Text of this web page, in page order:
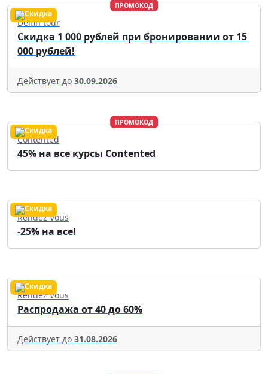
ПРОМОКОД
Delfin tour
Скидка 1 000 рублей при бронировании от 15
000 рублей!
Действует до 30.09.2026
ПРОМОКОД
Contented
45% на все курсы Contented
Rendez Vous
-25% на все!
Rendez Vous
Распродажа от 40 до 60%
Действует до 31.08.2026